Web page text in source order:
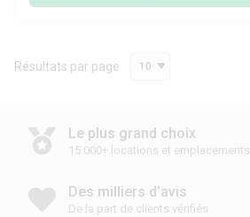
Résultats par page 10
Le plus grand choix
15 000+ locations et emplacements
Des milliers d’avis
De la part de clients vérifiés